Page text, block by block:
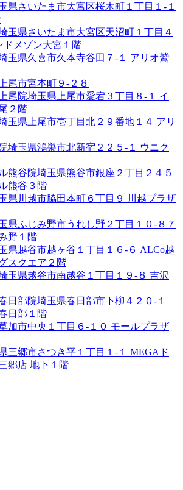
県さいたま市大宮区桜木町１丁目１-１
玉県さいたま市大宮区天沼町１丁目４
ドメゾン大宮１階
玉県久喜市久本寺谷田７-１ アリオ鷲
尾市宮本町９-２８
尾院埼玉県上尾市愛宕３丁目８-１ イ
２階
玉県上尾市壱丁目北２９番地１４ アリ
埼玉県鴻巣市北新宿２２５-１ ウニク
熊谷院埼玉県熊谷市銀座２丁目２４５
熊谷３階
県川越市脇田本町６丁目９ 川越プラザ
県ふじみ野市うれし野２丁目１０-８７
野１階
県越谷市越ヶ谷１丁目１６-６ ALCo越
スクエア２階
玉県越谷市南越谷１丁目１９-８ 吉沢
日部院埼玉県春日部市下柳４２０-１
日部１階
加市中央１丁目６-１０ モールプラザ
三郷市さつき平１丁目１-１ MEGAド
郷店 地下１階